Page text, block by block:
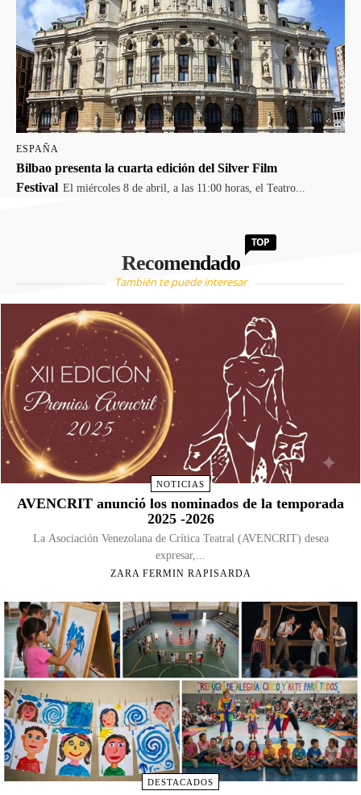
ESPAÑA
Bilbao presenta la cuarta edición del Silver Film
Festival El miércoles 8 de abril, a las 11:00 horas, el Teatro...
Recomendado
TOP
También te puede interesar
NOTICIAS
AVENCRIT anunció los nominados de la temporada
2025 -2026
La Asociación Venezolana de Crítica Teatral (AVENCRIT) desea
expresar,...
ZARA FERMIN RAPISARDA
DESTACADOS